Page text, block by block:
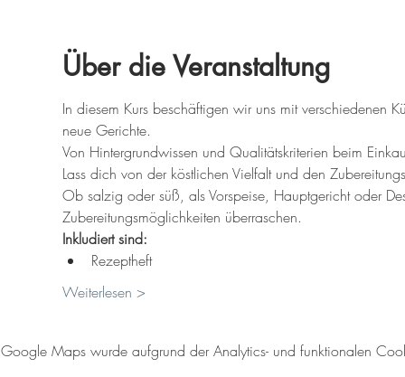
Über die Veranstaltung
In diesem Kurs beschäftigen wir uns mit verschiedenen
neue Gerichte.
Von Hintergrundwissen und Qualitätskriterien beim
Lass dich von der köstlichen Vielfalt und den
Ob salzig oder süß, als Vorspeise, Hauptgericht oder
Zubereitungsmöglichkeiten überraschen.
Inkludiert sind:
Rezeptheft
Weiterlesen >
Google Maps wurde aufgrund der Analytics- und funktionalen